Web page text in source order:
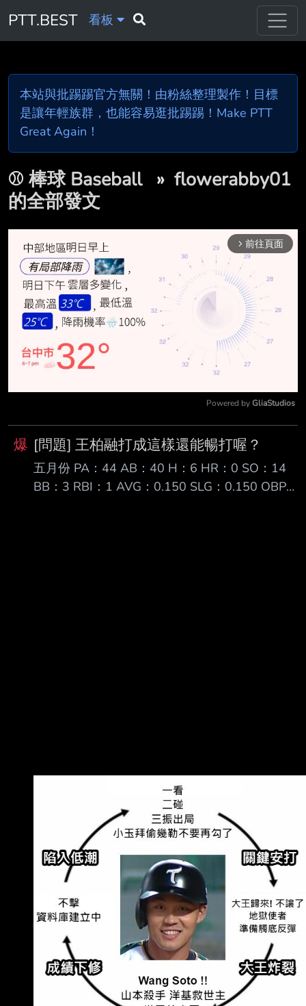
PTT.BEST 看板
本站與批踢踢官方無關！由粉絲整理製作！目標
是讓年輕族群，也能容易逛批踢踢！Make PTT
Great Again！
⚾ 棒球 Baseball » flowerabby01
的全部發文
arrow_forward_ios 前往頁面
Powered by GliaStudios
爆 [問題] 王柏融打成這樣還能暢打喔？
五月份 PA：44 AB：40 H：6 HR：0 SO：14
BB：3 RBI：1 AVG：0.150 SLG：0.150 OBP：